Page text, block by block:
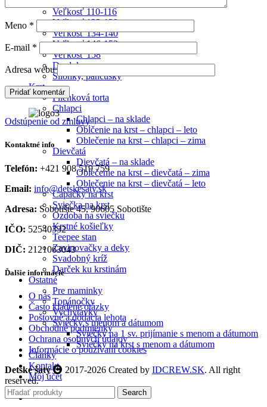
Veľkosť 110-116
Veľkosť 122-128
Veľkosť 134-140
Veľkosť 146-152
Veľkosť 158
Doplnky
Silónky, pančušky
Krst
Plienková torta
Chlapci
Chlapci – na sklade
Oblčenie na krst – chlapci – leto
Oblečenie na krst – chlapci – zima
Dievčatá
Dievčatá – na sklade
Oblečenie na krst – dievčatá – zima
Oblečenie na krst – dievčatá – leto
Capačky na krst
Sviečka na krst
Ozdoba na sviečku
Krstné košieľky
Teepee stan
Zavinovačky a deky
Svadobný kríž
Darček ku krstinám
Ostatné
Pre maminky
Topánočky
Vychytávky
Sviečky s menom a dátumom
Sviečky na 1 sv. prijímanie s menom a dátumom
Sviečky na krst s menom a dátumom
Články
Kontakt
Môj účet
Meno *
E-mail *
Adresa webu
Odstúpenie od zmluvy
Kontaktné info
Telefón: +421 908 519 759
Email: info@detskesaty.sk
Adresa: Sobotište 45, 90605 Sobotište
IČO: 52540332
DIČ: 2121063043
Ďalšie informácie
O nás
Často kladené otázky
Poštovné a dodacia lehota
Obchodné podmienky
Ochrana osobných údajov
Informácie o používaní cookies
Detské šaty
2017-2026 Created by IDCREW.SK. All right
reserved.
Search